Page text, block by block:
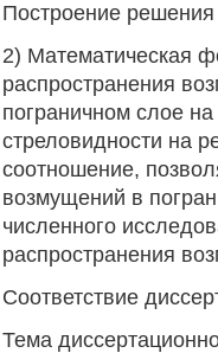
Построение
2) Математическая
распространения
пограничном слое
стреловидности на
соотношение,
возмущений в
численного
распространения
Соответствие
Тема